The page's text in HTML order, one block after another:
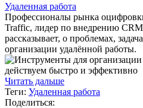
Удаленная работа
Профессионалы рынка
Traffic, лидер по внедрению
рассказывает, о проблемах,
организации удалённой работы.
Читать дальше
Теги: Удаленная работа
Поделиться: